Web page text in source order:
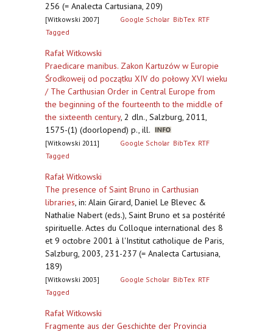
256 (= Analecta Cartusiana, 209)
[Witkowski 2007] Google Scholar BibTex RTF
Tagged
Rafał Witkowski
Praedicare manibus. Zakon Kartuzów w Europie
Środkoweij od początku XIV do połowy XVI wieku
/ The Carthusian Order in Central Europe from
the beginning of the fourteenth to the middle of
the sixteenth century, 2 dln., Salzburg, 2011,
1575-(1) (doorlopend) p., ill.
[Witkowski 2011] Google Scholar BibTex RTF
Tagged
Rafał Witkowski
The presence of Saint Bruno in Carthusian
libraries, in: Alain Girard, Daniel Le Blevec &
Nathalie Nabert (eds.), Saint Bruno et sa postérité
spirituelle. Actes du Colloque international des 8
et 9 octobre 2001 à l'Institut catholique de Paris,
Salzburg, 2003, 231-237 (= Analecta Cartusiana,
189)
[Witkowski 2003] Google Scholar BibTex RTF
Tagged
Rafał Witkowski
Fragmente aus der Geschichte der Provincia